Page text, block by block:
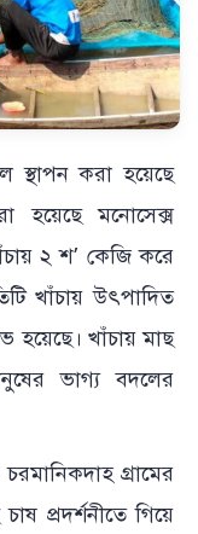
স্থাপন করা হয়েছে
হয়েছে মনোসেক্স
২ শ’ কেজি করে
খাঁচায় উৎপাদিত
হয়েছে। খাঁচায় মাছ
ভাগ্য বদলের
গ্রামের
প্রদর্শনীতে গিয়ে